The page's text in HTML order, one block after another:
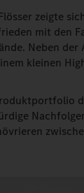
zeigte
mit den
Neben
kleinen